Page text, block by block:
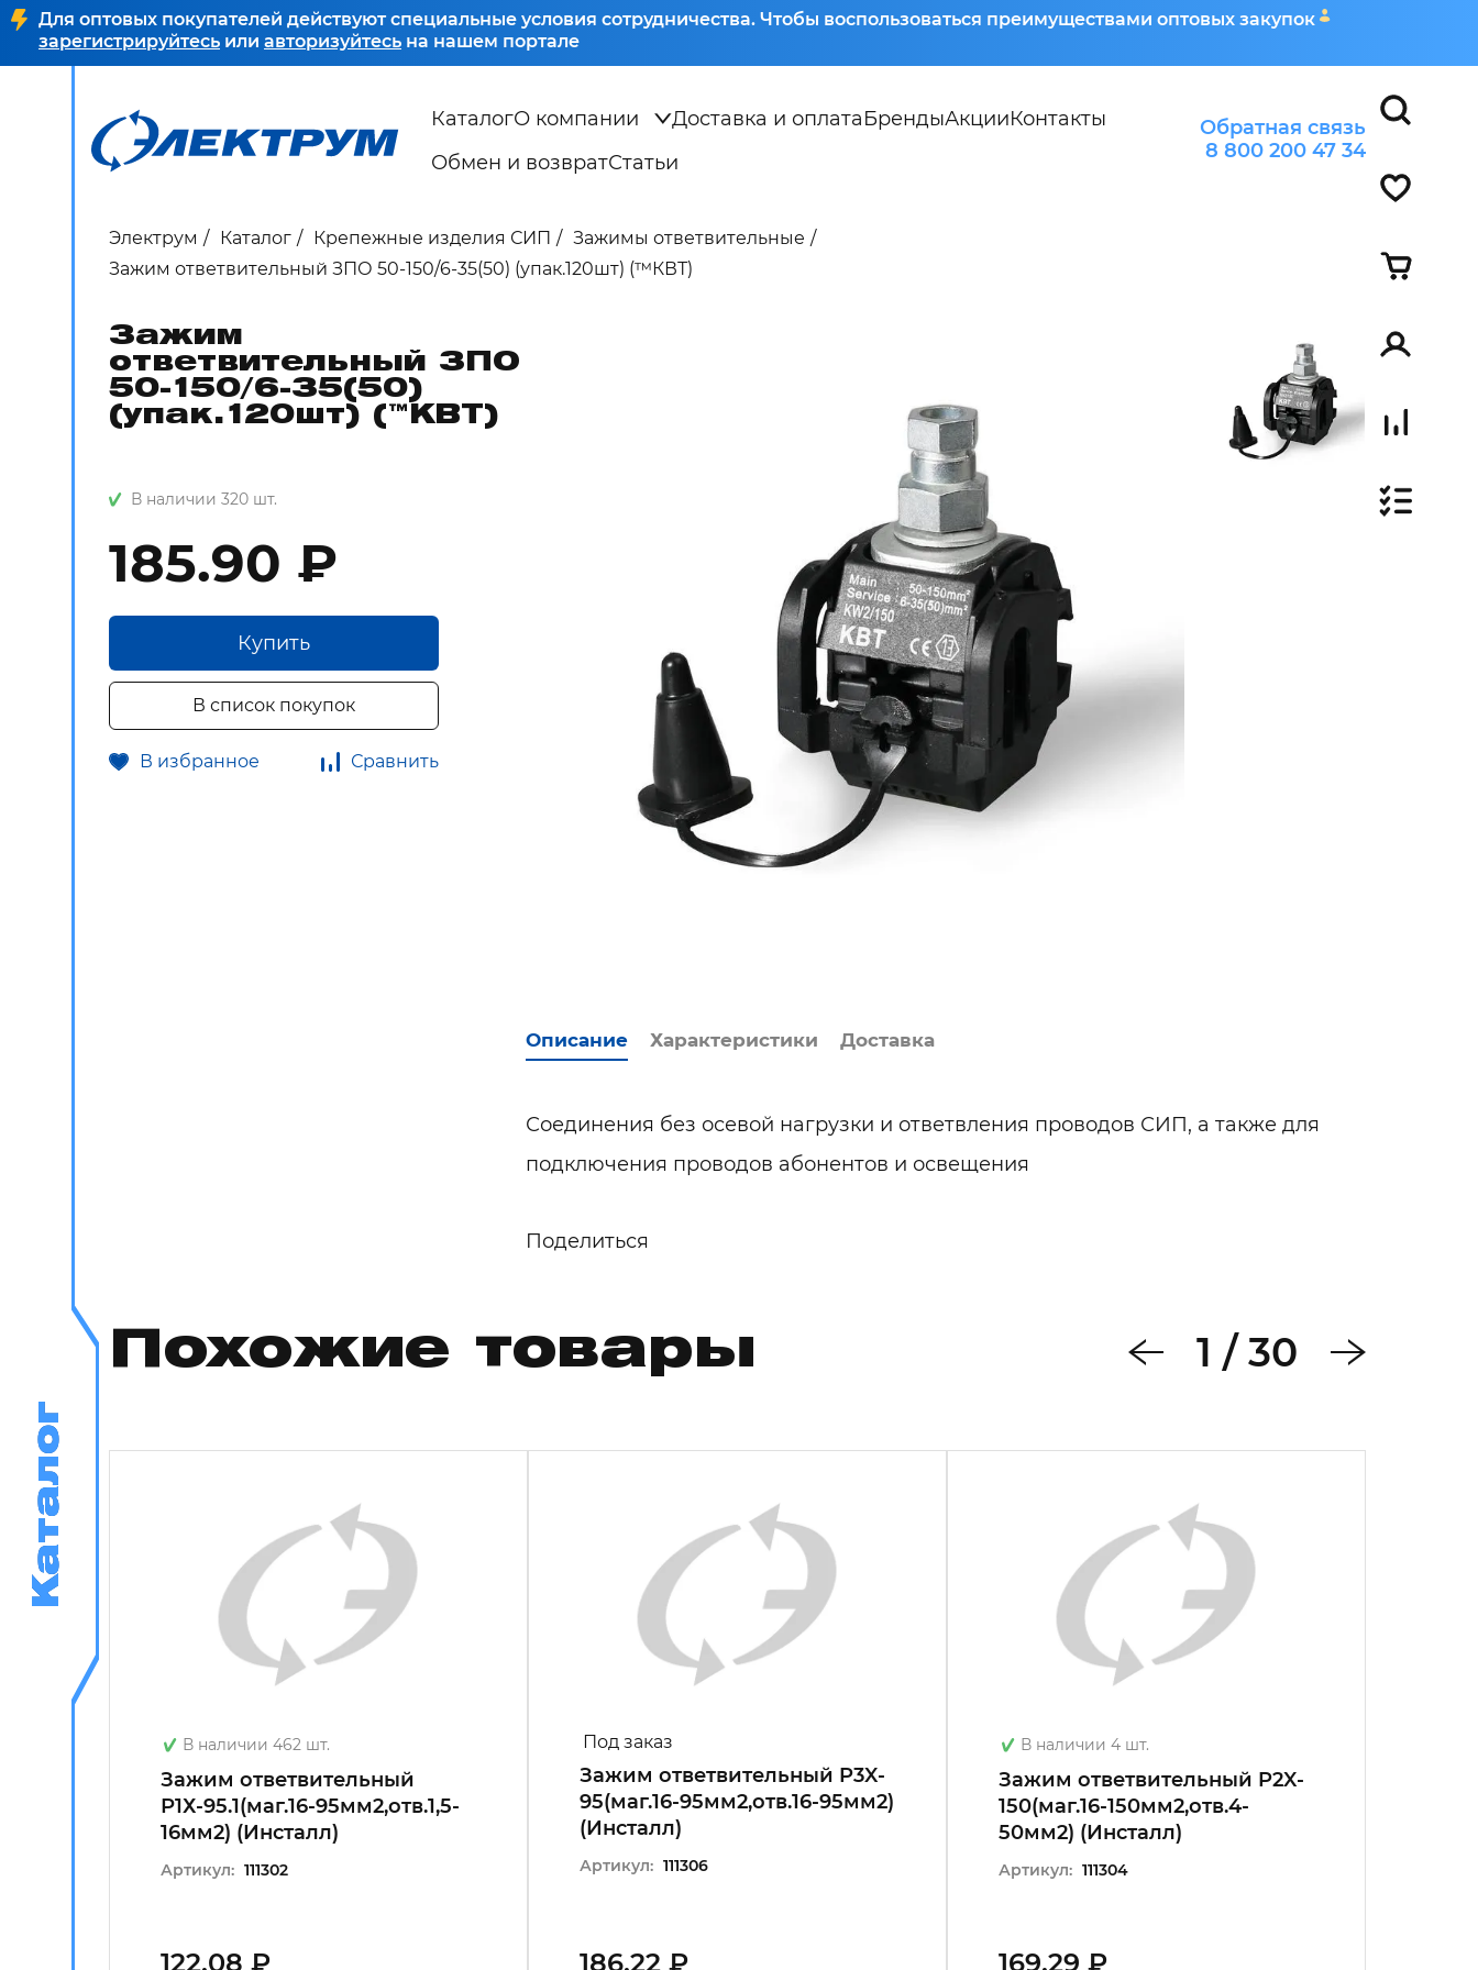
Для оптовых покупателей действуют специальные условия сотрудничества. Чтобы воспользоваться преимуществами оптовых закупок
зарегистрируйтесь или авторизуйтесь на нашем портале
КаталогО компании Доставка и оплатаБрендыАкцииКонтакты
Обмен и возвратСтатьи
Обратная связь
8 800 200 47 34
Каталог
Каталог
Электрум Каталог Крепежные изделия СИП
Зажимы ответвительные
Зажим ответвительный ЗПО 50-150/6-35(50) (упак.120шт) (™КВТ)
Зажим
ответвительный ЗПО
50-150/6-35(50)
(упак.120шт) (™КВТ)
В наличии 320 шт.
185.90 ₽
Купить
В список покупок
В избранное Сравнить
Описание Характеристики Доставка
Соединения без осевой нагрузки и ответвления проводов СИП, а также для
подключения проводов абонентов и освещения
Поделиться
Похожие товары 1 / 30
В наличии 462 шт.
Зажим ответвительный
Р1Х-95.1(маг.16-95мм2,отв.1,5-
16мм2) (Инсталл)
Артикул: 111302
122.08 ₽
Под заказ
Зажим ответвительный P3X-
95(маг.16-95мм2,отв.16-95мм2)
(Инсталл)
Артикул: 111306
186.22 ₽
В наличии 4 шт.
Зажим ответвительный P2X-
150(маг.16-150мм2,отв.4-
50мм2) (Инсталл)
Артикул: 111304
169.29 ₽